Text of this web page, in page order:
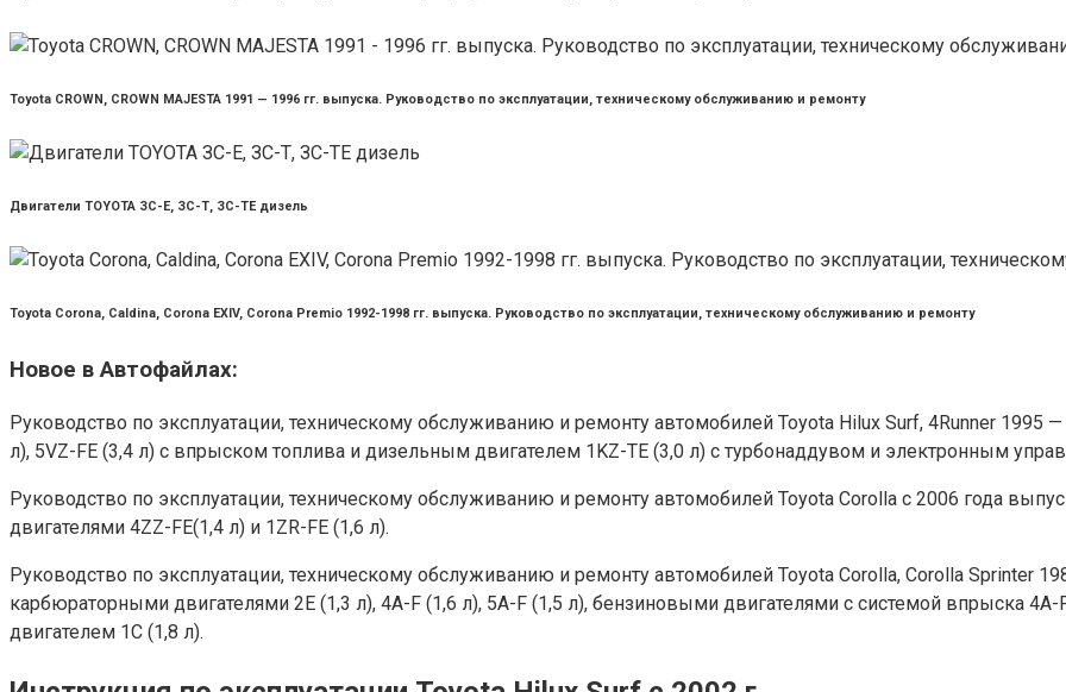
Toyota CROWN, CROWN MAJESTA 1991 — 1996 гг. выпуска. Руководство по эксплуатации, техническому обслуживанию и ремонту
Двигатели TOYOTA ЗС-Е, ЗС-Т, ЗС-ТЕ дизель
Toyota Corona, Caldina, Corona EXIV, Corona Premio 1992-1998 гг. выпуска. Руководство по эксплуатации, техническому обслуживанию и ремонту
Новое в Автофайлах:
Руководство по эксплуатации, техническому обслуживанию и ремонту автомобилей Toyota Hilux Surf, 4Runner 1995
л), 5VZ-FE (3,4 л) с впрыском топлива и дизельным двигателем 1KZ-TE (3,0 л) с турбонаддувом и электронным
Руководство по эксплуатации, техническому обслуживанию и ремонту автомобилей Toyota Corolla с 2006 года
двигателями 4ZZ-FE(1,4 л) и 1ZR-FE (1,6 л).
Руководство по эксплуатации, техническому обслуживанию и ремонту автомобилей Toyota Corolla, Corolla Sprinter
карбюраторными двигателями 2Е (1,3 л), 4A-F (1,6 л), 5A-F (1,5 л), бензиновыми двигателями с системой впрыска 4A-
двигателем 1С (1,8 л).